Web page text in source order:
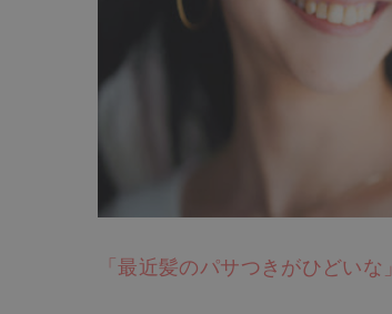
「最近髪のパサつきがひどいな」